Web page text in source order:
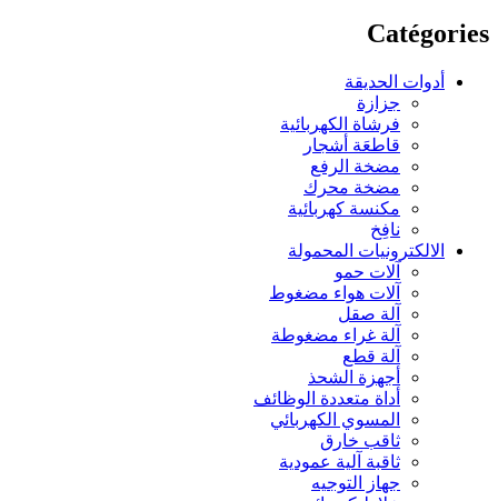
Catégories
أدوات الحديقة
جزازة
فرشاة الكهربائية
قاطعَة أشجار
مضخة الرفع
مضخة محرك
مكنسة كهربائية
نافِخ
الالكترونيات المحمولة
آلات حمو
آلات هواء مضغوط
آلة صقل
آلة غراء مضغوطة
آلة قطع
أجهزة الشحذ
أداة متعددة الوظائف
المسوي الكهربائي
ثاقب خارق
ثاقبة آلية عمودية
جهاز التوجيه